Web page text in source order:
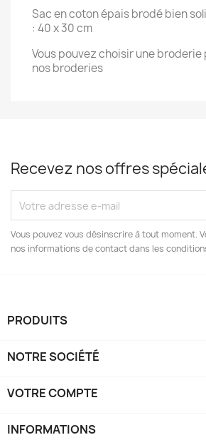
Sac en coton épais brodé bien
: 40 x 30 cm
Vous pouvez choisir une
nos broderies
Recevez nos offres
Vous pouvez vous désinscrire à tout moment.
nos informations de contact dans les
PRODUITS
NOTRE SOCIÉTÉ
VOTRE COMPTE
INFORMATIONS